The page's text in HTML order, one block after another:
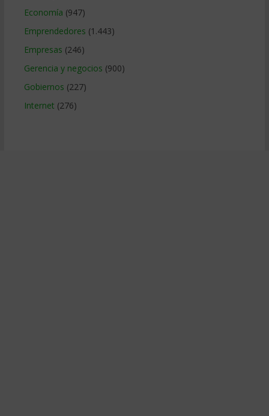
Economía (947)
Emprendedores (1.443)
Empresas (246)
Gerencia y negocios (900)
Gobiernos (227)
Internet (276)